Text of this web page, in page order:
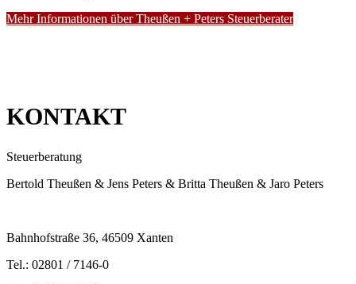
Mehr Informationen über Theußen + Peters Steuerberater
KONTAKT
Steuerberatung
Bertold Theußen & Jens Peters & Britta Theußen & Jaro Peters
Bahnhofstraße 36, 46509 Xanten
Tel.: 02801 / 7146-0